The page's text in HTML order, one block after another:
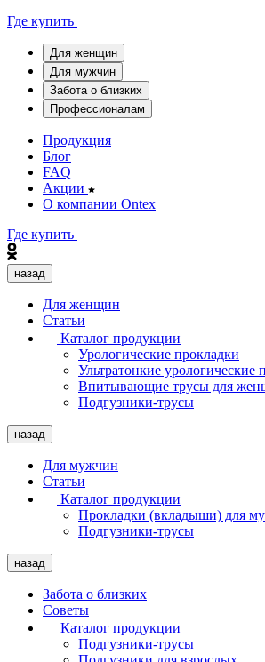
Где купить
Для женщин
Для мужчин
Забота о близких
Профессионалам
Продукция
Блог
FAQ
Акции
О компании Ontex
Где купить
назад
Для женщин
Статьи
Каталог продукции
Урологические прокладки
Ультратонкие урологические
Впитывающие трусы для
Подгузники-трусы
назад
Для мужчин
Статьи
Каталог продукции
Прокладки (вкладыши) для
Подгузники-трусы
назад
Забота о близких
Советы
Каталог продукции
Подгузники-трусы